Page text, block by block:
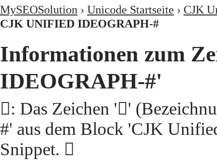
MySEOSolution › Unicode Startseite › CJK
CJK UNIFIED IDEOGRAPH-#
Informationen zum
IDEOGRAPH-#'
𩃉: Das Zeichen '𩃉'
#' aus dem Block 'CJK
Snippet. 𩃉